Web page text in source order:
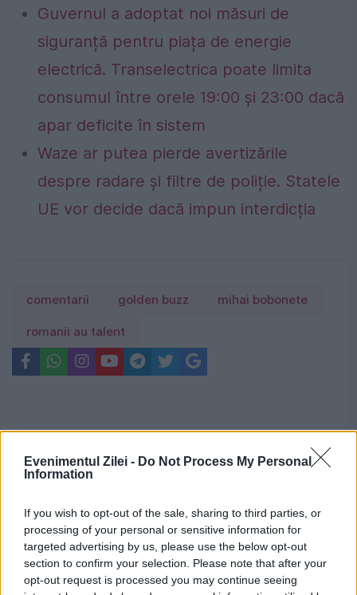
Evenimentul Zilei - Do Not Process My Personal
Information
If you wish to opt-out of the sale, sharing to third parties, or
processing of your personal or sensitive information for
targeted advertising by us, please use the below opt-out
section to confirm your selection. Please note that after your
opt-out request is processed you may continue seeing
Guvernul a adoptat noi măsuri de
siguranță pentru piața de energie
electrică. Transelectrica poate limita
consumul între orele 19:00 și 23:00 dacă
apar deficite în sistem
Waze ar putea pierde avertizările
despre radare și filtre de poliție. Statele
UE vor decide dacă impun interdicția
comentarii golden buzz mihai bobonete
romanii au talent